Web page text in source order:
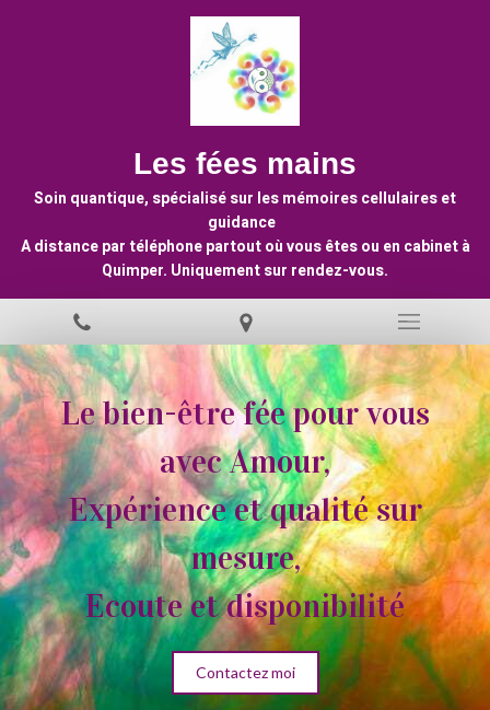
Les fées mains
Soin quantique, spécialisé sur les mémoires cellulaires et
guidance
A distance par téléphone partout où vous êtes ou en cabinet à
Quimper. Uniquement sur rendez-vous.
Le bien-être fée pour vous
avec Amour,
Expérience et qualité sur
mesure,
Ecoute et disponibilité
Contactez moi